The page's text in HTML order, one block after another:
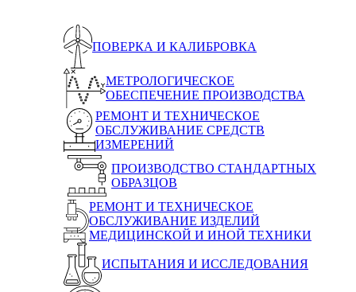
ПОВЕРКА И КАЛИБРОВКА
МЕТРОЛОГИЧЕСКОЕ
ОБЕСПЕЧЕНИЕ ПРОИЗВОДСТВА
РЕМОНТ И ТЕХНИЧЕСКОЕ
ОБСЛУЖИВАНИЕ СРЕДСТВ
ИЗМЕРЕНИЙ
ПРОИЗВОДСТВО СТАНДАРТНЫХ
ОБРАЗЦОВ
РЕМОНТ И ТЕХНИЧЕСКОЕ
ОБСЛУЖИВАНИЕ ИЗДЕЛИЙ
МЕДИЦИНСКОЙ И ИНОЙ ТЕХНИКИ
ИСПЫТАНИЯ И ИССЛЕДОВАНИЯ